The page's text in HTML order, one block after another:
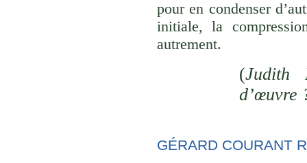
pour en condenser
initiale, la
autrement.
(Judith
d’œuvre
GÉRARD COURANT